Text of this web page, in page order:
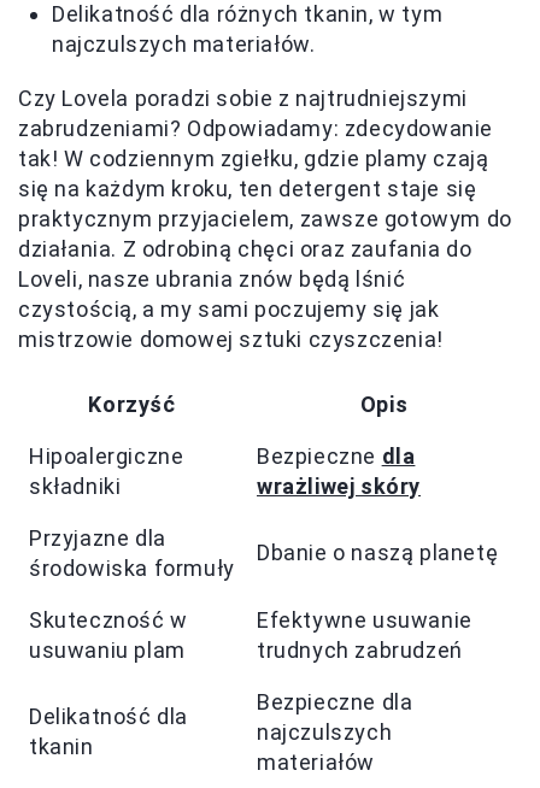
Delikatność dla różnych tkanin, w tym
najczulszych materiałów.
Czy Lovela poradzi sobie z najtrudniejszymi
zabrudzeniami? Odpowiadamy: zdecydowanie
tak! W codziennym zgiełku, gdzie plamy czają
się na każdym kroku, ten detergent staje się
praktycznym przyjacielem, zawsze gotowym do
działania. Z odrobiną chęci oraz zaufania do
Loveli, nasze ubrania znów będą lśnić
czystością, a my sami poczujemy się jak
mistrzowie domowej sztuki czyszczenia!
Korzyść Opis
Hipoalergiczne
składniki
Bezpieczne dla
wrażliwej skóry
Przyjazne dla
środowiska formuły
Dbanie o naszą planetę
Skuteczność w
usuwaniu plam
Efektywne usuwanie
trudnych zabrudzeń
Delikatność dla
tkanin
Bezpieczne dla
najczulszych
materiałów